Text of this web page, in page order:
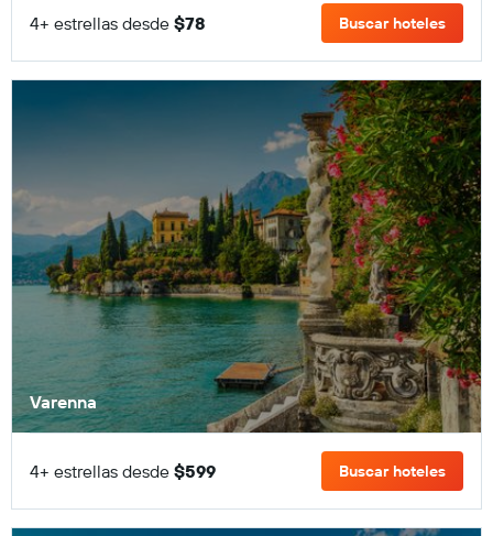
4+ estrellas desde $78 Buscar hoteles
Varenna
4+ estrellas desde $599 Buscar hoteles